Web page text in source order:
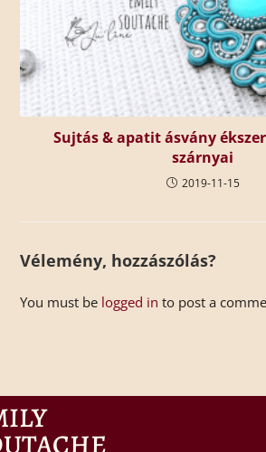
Sujtás & apatit ásvány
szárnyai
2019-11-15
Vélemény, hozzászólás?
You must be logged in to post a